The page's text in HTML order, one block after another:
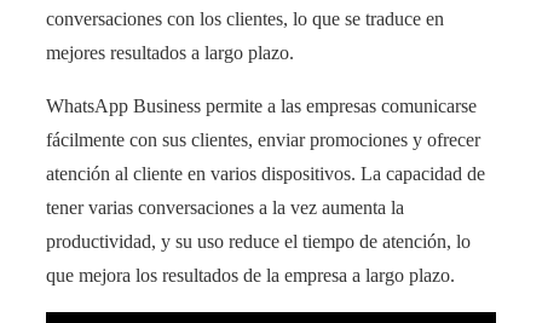
conversaciones con los clientes, lo que se traduce en
mejores resultados a largo plazo.
WhatsApp Business permite a las empresas comunicarse
fácilmente con sus clientes, enviar promociones y ofrecer
atención al cliente en varios dispositivos. La capacidad de
tener varias conversaciones a la vez aumenta la
productividad, y su uso reduce el tiempo de atención, lo
que mejora los resultados de la empresa a largo plazo.